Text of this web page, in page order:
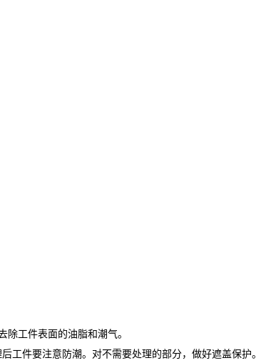
工件表面的油脂和潮气。
件要注意防潮。对不需要处理的部分，做好遮盖保护。